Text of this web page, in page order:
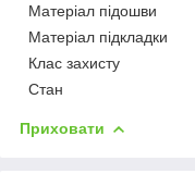
Матеріал підошви
Матеріал підкладки
Клас захисту
Стан
Приховати